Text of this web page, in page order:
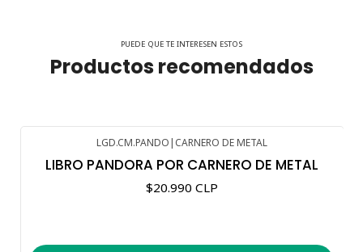
PUEDE QUE TE INTERESEN ESTOS
Productos recomendados
LGD.CM.PANDO| CARNERO DE METAL
LIBRO PANDORA POR CARNERO DE METAL
$20.990 CLP